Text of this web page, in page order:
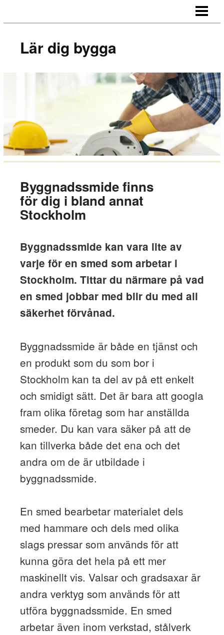
BYGG EGEN SÄNGGAVEL
BYGGA BORD AV LASTPALLAR
Lär dig bygga
Byggnadssmide finns
för dig i bland annat
Stockholm
Byggnadssmide kan vara lite av
varje för en smed som arbetar i
Stockholm. Tittar du närmare på vad
en smed jobbar med blir du med all
säkerhet förvånad.
Byggnadssmide är både en tjänst och
en produkt som du som bor i
Stockholm kan ta del av på ett enkelt
och smidigt sätt. Det är bara att googla
fram olika företag som har anställda
smeder. Du kan vara säker på att de
kan tillverka både det ena och det
andra om de är utbildade i
byggnadssmide.
En smed bearbetar materialet dels
med hammare och dels med olika
slags pressar som används för att
kunna göra det hela på ett mer
maskinellt vis. Valsar och gradsaxar är
andra verktyg som används för att
utföra byggnadssmide. En smed
arbetar även inom verkstad, stålverk